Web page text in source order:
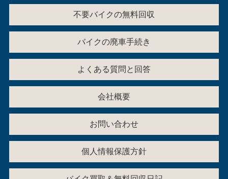
不要バイクの無料回収
バイクの廃車手続き
よくある質問と回答
会社概要
お問い合わせ
個人情報保護方針